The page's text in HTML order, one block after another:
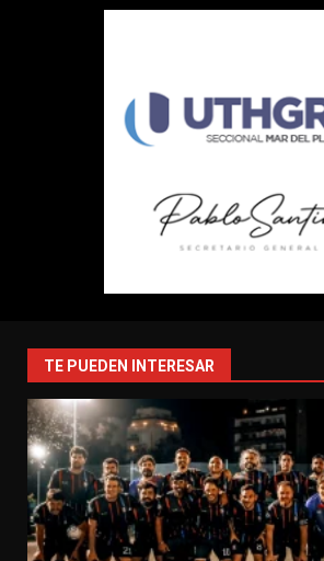
TE PUEDEN INTERESAR